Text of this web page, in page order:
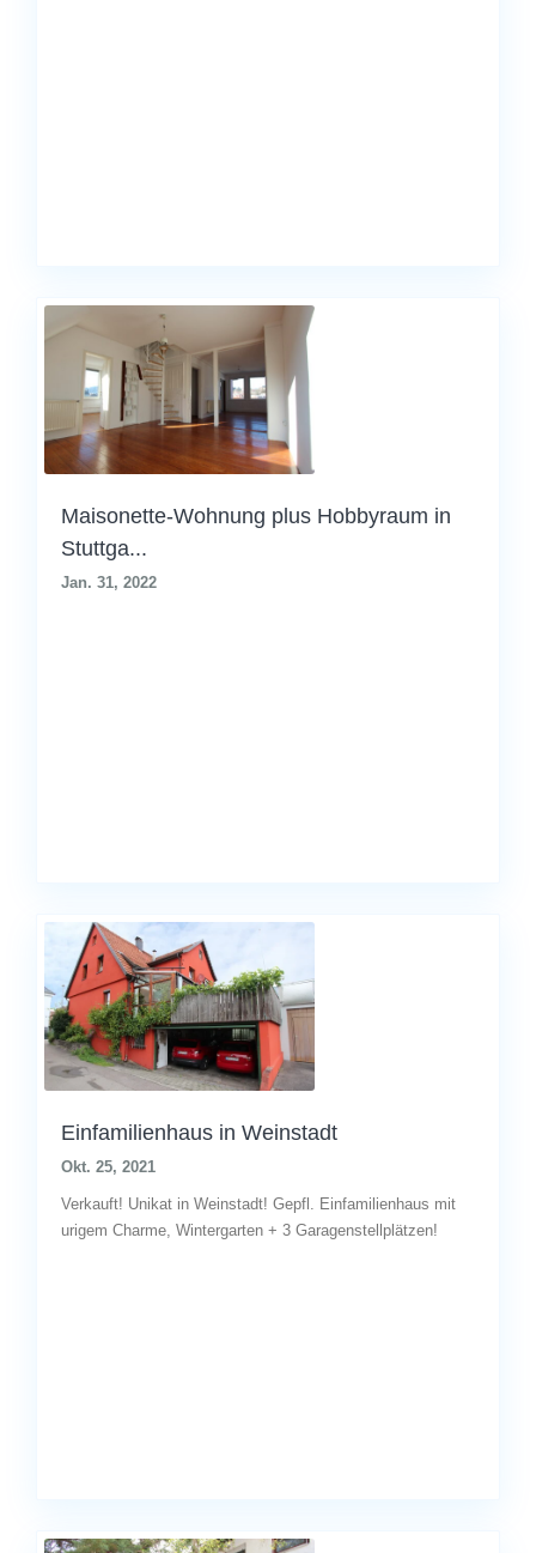
Maisonette-Wohnung plus Hobbyraum in
Stuttga...
Jan. 31, 2022
Einfamilienhaus in Weinstadt
Okt. 25, 2021
Verkauft! Unikat in Weinstadt! Gepfl. Einfamilienhaus mit
urigem Charme, Wintergarten + 3 Garagenstellplätzen!